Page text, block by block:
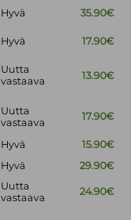
Hyvä 35.90€
Hyvä
17.90€
Uutta
vastaava
13.90€
Uutta
vastaava
17.90€
Hyvä
15.90€
Hyvä 29.90€
Uutta
vastaava
24.90€